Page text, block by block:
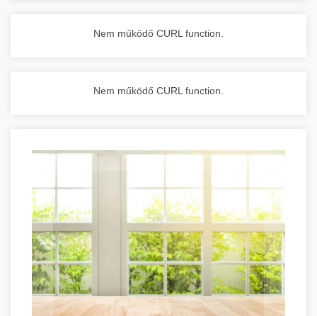
Nem működő CURL function.
Nem működő CURL function.